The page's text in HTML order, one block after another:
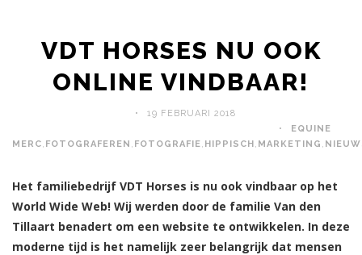
VDT HORSES NU OOK
ONLINE VINDBAAR!
19 FEBRUARI 2018
EQUINE
MERC, FOTOGRAFEREN , FOTOGRAFIE, HIPPISCH, MARKETING ,
Het familiebedrijf VDT Horses is nu ook vindbaar op het
World Wide Web! Wij werden door de familie Van den
Tillaart benadert om een website te ontwikkelen. In deze
moderne tijd is het namelijk zeer belangrijk dat mensen